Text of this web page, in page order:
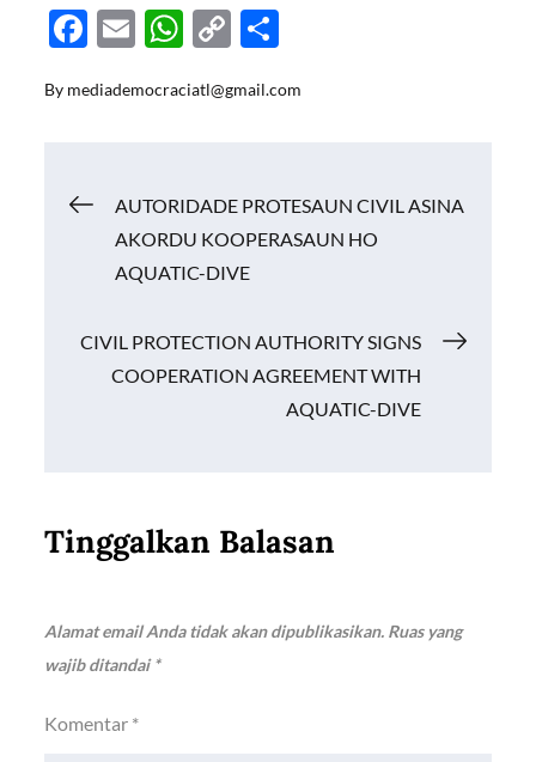
F
e
o
E
ail
W
at
p
p
C
p
n
k
ar
By mediademocraciatl@gmail.com
Navigasi
pos
AUTORIDADE PROTESAUN CIVIL ASINA
AKORDU KOOPERASAUN HO
AQUATIC-DIVE
CIVIL PROTECTION AUTHORITY SIGNS
COOPERATION AGREEMENT WITH
AQUATIC-DIVE
Tinggalkan Balasan
Alamat email Anda tidak akan dipublikasikan. Ruas yang
wajib ditandai*
Komentar *